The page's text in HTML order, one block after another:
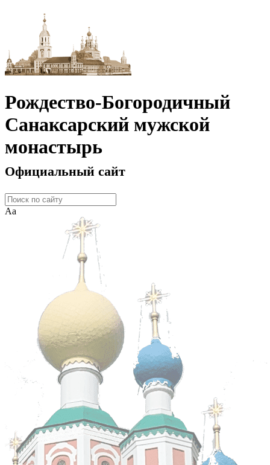
Рождество-Богородичный
Санаксарский мужской
монастырь
Официальный сайт
Аа